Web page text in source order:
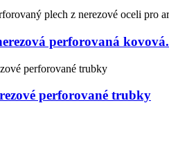
perforovaná
perforované trubky